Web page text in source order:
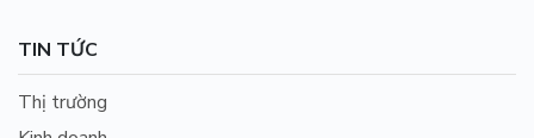
TIN TỨC
Thị trường